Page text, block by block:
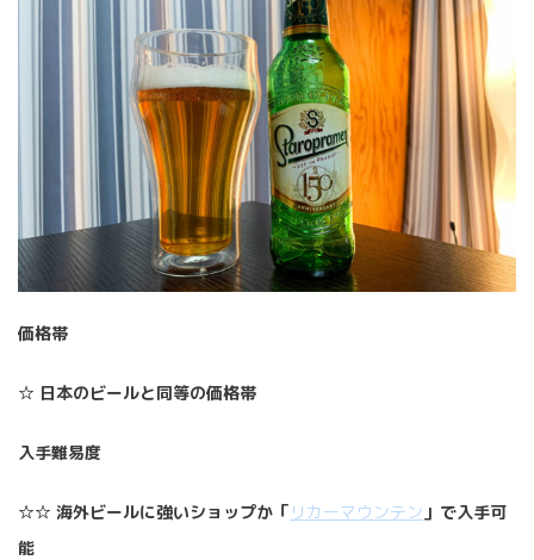
価格帯
☆ 日本のビールと同等の価格帯
入手難易度
☆☆ 海外ビールに強いショップか「 リカーマウンテン 」で入手可
能